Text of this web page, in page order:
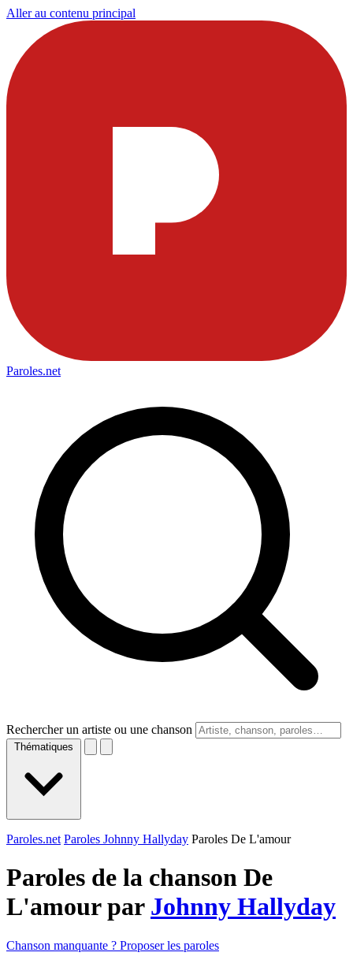
Aller au contenu principal
Paroles.net
Rechercher un artiste ou une chanson
Thématiques
Paroles.net Paroles Johnny Hallyday Paroles De L'amour
Paroles de la chanson De
L'amour par Johnny Hallyday
Chanson manquante ? Proposer les paroles